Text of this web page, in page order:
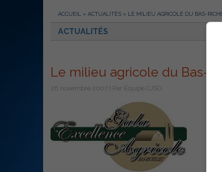
ACCUEIL » ACTUALITÉS » LE MILIEU AGRICOLE DU BAS-
ACTUALITÉS
Le milieu agricole du Bas-
26 novembre 2007 | Par Équipe CJSO